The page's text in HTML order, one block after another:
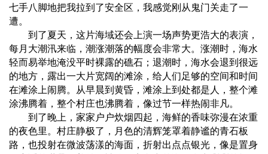
七手八脚地把我拉到了安全区，我感觉刚从鬼门关走了一
遭。
到了夏天，这片海域还会上演一场声势更浩大的表演，
每月大潮汛来临，潮涨潮落的幅度会非常大。涨潮时，海水
轻而易举地淹没平时裸露的礁石；退潮时，海水会退到很远
的地方，露出一大片宽阔的滩涂，给人们足够的空间和时间
在滩涂上闹腾。从早晨到黄昏，滩涂上到处都是人，整个滩
涂沸腾着，整个村庄也沸腾着，像过节一样热闹非凡。
到了晚上，家家户户炊烟四起，海鲜的香味弥漫在浓重
的夜色里。村庄静极了，月色的清辉笼罩着静谧的青石板
路，也投射在微波荡漾的海面，折射出点点银光，像是置身